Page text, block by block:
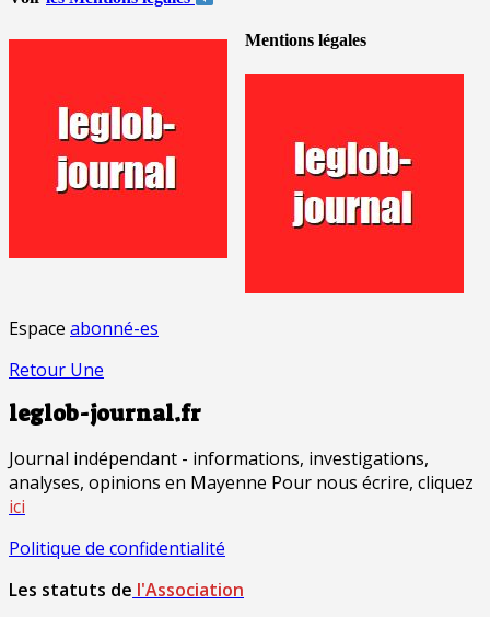
Mentions légales
Espace abonné-es
Retour Une
leglob-journal.fr
Journal indépendant - informations, investigations,
analyses, opinions en Mayenne Pour nous écrire, cliquez
ici
Politique de confidentialité
Les statuts de l'Association